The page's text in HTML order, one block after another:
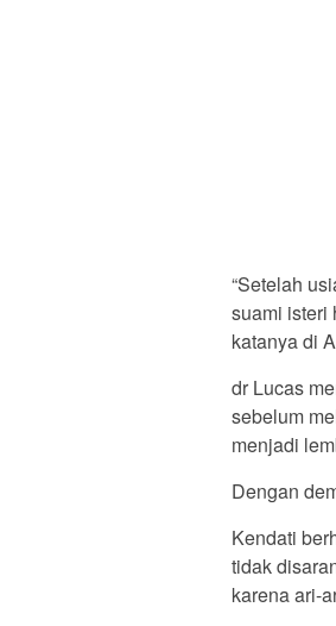
“Setelah
suami isteri
katanya di
dr Lucas
sebelum
menjadi
Dengan
Kendati
tidak
karena ari-